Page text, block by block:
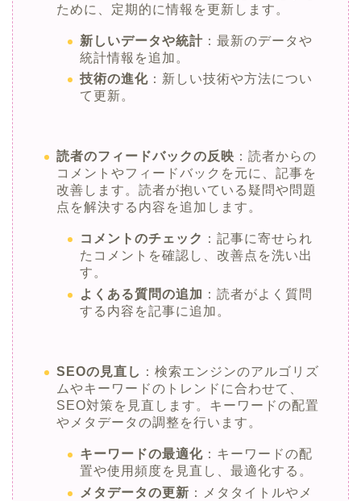
ために、定期的に情報を更新します。
新しいデータや統計 ：最新のデータや
統計情報を追加。
技術の進化 ：新しい技術や方法につい
て更新。
読者のフィードバックの反映 ：読者からの
コメントやフィードバックを元に、記事を
改善します。読者が抱いている疑問や問題
点を解決する内容を追加します。
コメントのチェック ：記事に寄せられ
たコメントを確認し、改善点を洗い出
す。
よくある質問の追加 ：読者がよく質問
する内容を記事に追加。
SEOの見直し ：検索エンジンのアルゴリズ
ムやキーワードのトレンドに合わせて、
SEO対策を見直します。キーワードの配置
やメタデータの調整を行います。
キーワードの最適化 ：キーワードの配
置や使用頻度を見直し、最適化する。
メタデータの更新 ：メタタイトルやメ